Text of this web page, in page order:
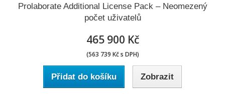
Prolaborate Additional License Pack – Neomezený
počet uživatelů
465 900 Kč
(563 739 Kč s DPH)
Přidat do košíku Zobrazit